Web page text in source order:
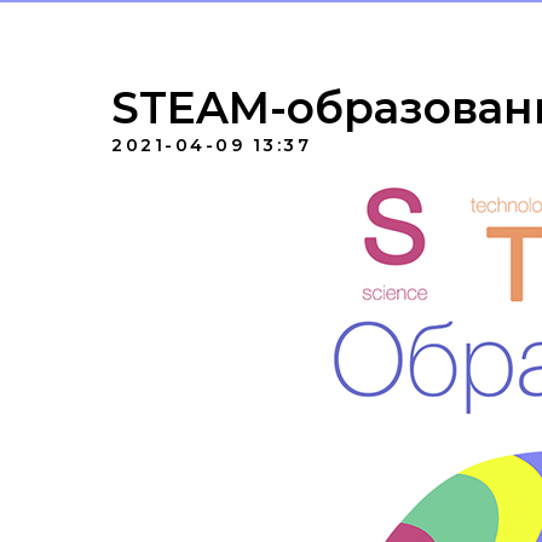
STEAM-
2021-04-09 13:37